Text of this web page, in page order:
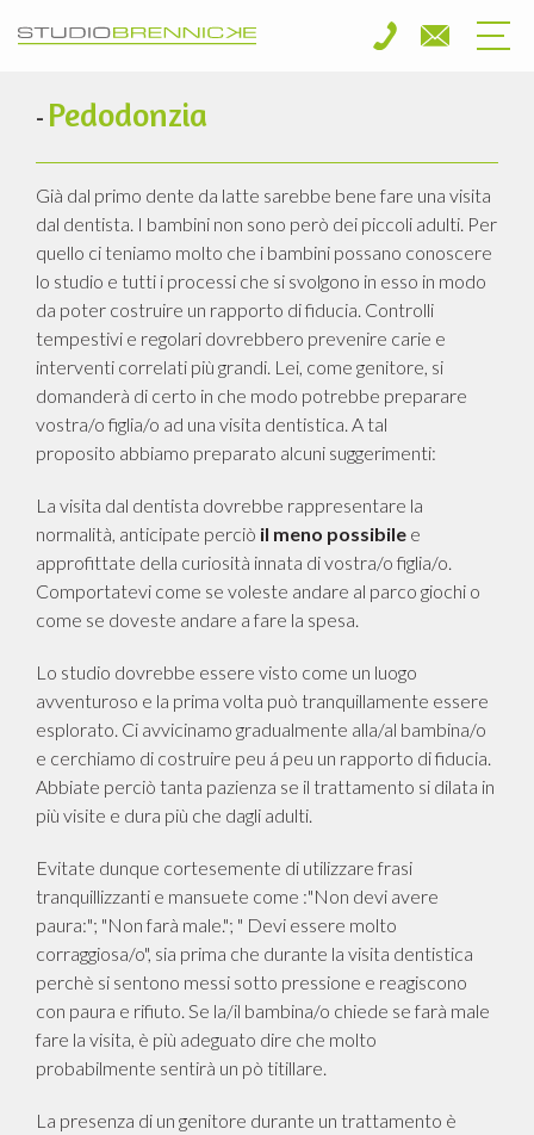
- Pedodonzia
Già dal primo dente da latte sarebbe bene fare una visita
dal dentista. I bambini non sono però dei piccoli adulti. Per
quello ci teniamo molto che i bambini possano conoscere
lo studio e tutti i processi che si svolgono in esso in modo
da poter costruire un rapporto di fiducia. Controlli
tempestivi e regolari dovrebbero prevenire carie e
interventi correlati più grandi. Lei, come genitore, si
domanderà di certo in che modo potrebbe preparare
vostra/o figlia/o ad una visita dentistica. A tal
proposito abbiamo preparato alcuni suggerimenti:
La visita dal dentista dovrebbe rappresentare la
normalità, anticipate perciò il meno possibile e
approfittate della curiosità innata di vostra/o figlia/o.
Comportatevi come se voleste andare al parco giochi o
come se doveste andare a fare la spesa.
Lo studio dovrebbe essere visto come un luogo
avventuroso e la prima volta può tranquillamente essere
esplorato. Ci avvicinamo gradualmente alla/al bambina/o
e cerchiamo di costruire peu á peu un rapporto di fiducia.
Abbiate perciò tanta pazienza se il trattamento si dilata in
più visite e dura più che dagli adulti.
Evitate dunque cortesemente di utilizzare frasi
tranquillizzanti e mansuete come :"Non devi avere
paura:"; "Non farà male."; " Devi essere molto
corraggiosa/o", sia prima che durante la visita dentistica
perchè si sentono messi sotto pressione e reagiscono
con paura e rifiuto. Se la/il bambina/o chiede se farà male
fare la visita, è più adeguato dire che molto
probabilmente sentirà un pò titillare.
La presenza di un genitore durante un trattamento è